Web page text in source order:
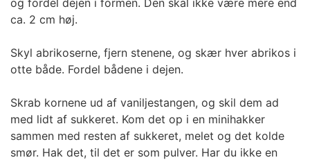
og fordel dejen i formen. Den skal ikke være mere end
ca. 2 cm høj.
Skyl abrikoserne, fjern stenene, og skær hver abrikos i
otte både. Fordel bådene i dejen.
Skrab kornene ud af vaniljestangen, og skil dem ad
med lidt af sukkeret. Kom det op i en minihakker
sammen med resten af sukkeret, melet og det kolde
smør. Hak det, til det er som pulver. Har du ikke en